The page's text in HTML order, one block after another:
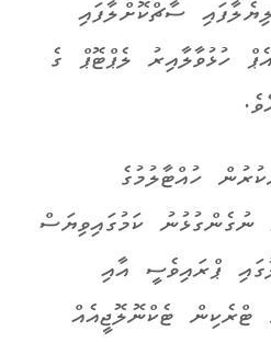
ސާޗްކޮށްލާފައި
ހުޅުވާލާއިރު ލެޕްޓޮޕް ގެ
ހުއްޓާލުމުގެ
ކަމުގައިވިޔަސް
ޕްރައިވެސީ އާއި
ޓެކްނޮލޮޖީއެއް